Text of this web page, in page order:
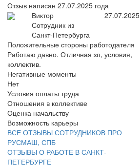
Отзыв написан 27.07.2025 года
Виктор
Сотрудник из
Санкт-Петербурга
27.07.2025
Положительные стороны работодателя
Работаю давно. Отличная зп, условия,
коллектив.
Негативные моменты
Нет
Условия оплаты труда
Отношения в коллективе
Оценка начальству
Возможность карьеры
ВСЕ ОТЗЫВЫ СОТРУДНИКОВ ПРО
РУСМАШ, СПБ
ОТЗЫВЫ О РАБОТЕ В САНКТ-
ПЕТЕРБУРГЕ